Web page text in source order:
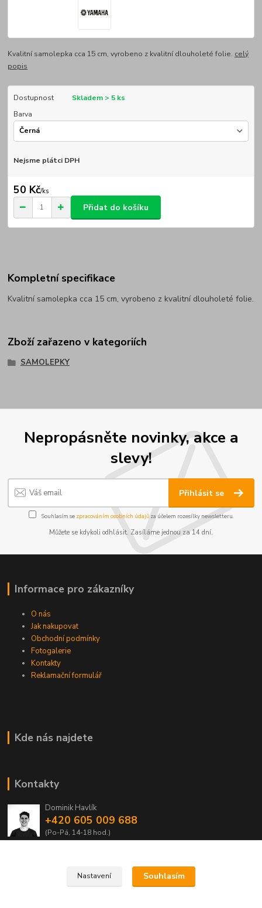
Kvalitní samolepka cca 15 cm, vyrobeno z kvalitní dlouholeté folie. celý
popis
Dostupnost
Skladem > 5 ks
Barva
Nejsme plátci DPH
50 Kč/ks
Přidat do košíku
Kompletní specifikace
Kvalitní samolepka cca 15 cm, vyrobeno z kvalitní dlouholeté folie.
Zboží zařazeno v kategoriích
SAMOLEPKY
Nepropásněte novinky, akce a
slevy!
Přihlásit se
Souhlasím se zpracováním osobních údajůza účelem rozesílky newsletteru.
Můžete se kdykoli odhlásit. Zasíláme jednou za 14 dní.
Informace pro zákazníky
O nás
Jak nakupovat
Obchodní podmínky
Fotogalerie
Kontakty
Reklamační formulář
Kde nás najdete
Kontakty
Dominik Havlík
+420 605 009 688
(Po-Pá, 14-18 hod.)
Nastavení Souhlasím